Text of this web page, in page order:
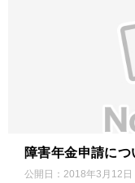
障害年金申請につ
公開日： 2018年3月12日